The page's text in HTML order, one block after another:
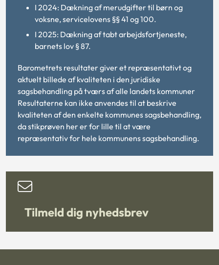
I 2024: Dækning af merudgifter til børn og
voksne, servicelovens §§ 41 og 100.
I 2025: Dækning af tabt arbejdsfortjeneste,
barnets lov § 87.
Barometrets resultater giver et repræsentativt og
aktuelt billede af kvaliteten i den juridiske
sagsbehandling på tværs af alle landets kommuner
Resultaterne kan ikke anvendes til at beskrive
kvaliteten af den enkelte kommunes sagsbehandling,
da stikprøven her er for lille til at være
repræsentativ for hele kommunens sagsbehandling.
Tilmeld dig nyhedsbrev